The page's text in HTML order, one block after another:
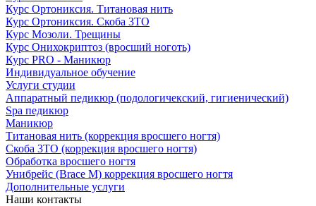
Курс Ортониксия. Титановая нить
Курс Ортониксия. Скоба 3ТО
Курс Мозоли. Трещины
Курс Онихокриптоз (вросший ноготь)
Курс PRO - Маникюр
Индивидуальное обучение
Услуги студии
Аппаратный педикюр (подологичекский, гигиенический)
Spa педикюр
Маникюр
Титановая нить (коррекция вросшего ногтя)
Скоба 3ТО (коррекция вросшего ногтя)
Обработка вросшего ногтя
Унибрейс (Brace M) коррекция вросшего ногтя
Дополнительные услуги
Наши контакты